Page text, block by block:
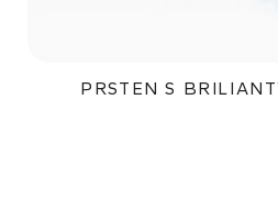
PRSTEN S